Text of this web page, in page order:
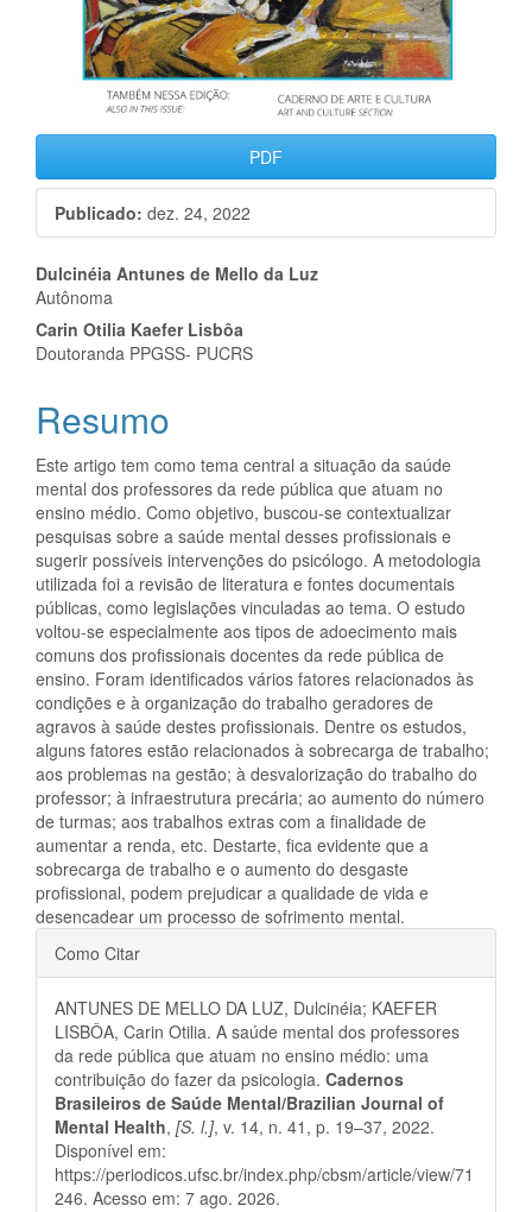
PDF
Publicado: dez. 24, 2022
Conteúdo
do
artigo
principal
Dulcinéia Antunes de Mello da Luz
Autônoma
Carin Otilia Kaefer Lisbôa
Doutoranda PPGSS- PUCRS
Resumo
Este artigo tem como tema central a situação da saúde
mental dos professores da rede pública que atuam no
ensino médio. Como objetivo, buscou-se contextualizar
pesquisas sobre a saúde mental desses profissionais e
sugerir possíveis intervenções do psicólogo. A metodologia
utilizada foi a revisão de literatura e fontes documentais
públicas, como legislações vinculadas ao tema. O estudo
voltou-se especialmente aos tipos de adoecimento mais
comuns dos profissionais docentes da rede pública de
ensino. Foram identificados vários fatores relacionados às
condições e à organização do trabalho geradores de
agravos à saúde destes profissionais. Dentre os estudos,
alguns fatores estão relacionados à sobrecarga de trabalho;
aos problemas na gestão; à desvalorização do trabalho do
professor; à infraestrutura precária; ao aumento do número
de turmas; aos trabalhos extras com a finalidade de
aumentar a renda, etc. Destarte, fica evidente que a
sobrecarga de trabalho e o aumento do desgaste
profissional, podem prejudicar a qualidade de vida e
desencadear um processo de sofrimento mental.
Detalhes
do
artigo
Como Citar
ANTUNES DE MELLO DA LUZ, Dulcinéia; KAEFER
LISBÔA, Carin Otilia. A saúde mental dos professores
da rede pública que atuam no ensino médio: uma
contribuição do fazer da psicologia. Cadernos
Brasileiros de Saúde Mental/Brazilian Journal of
Mental Health, [S. l.], v. 14, n. 41, p. 19–37, 2022.
Disponível em:
https://periodicos.ufsc.br/index.php/cbsm/article/view/71
246. Acesso em: 7 ago. 2026.